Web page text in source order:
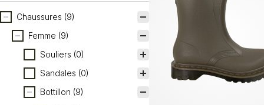
TypeChaussures (9)
Femme (9)
Souliers (0)
Sandales (0)
Bottillon (9)